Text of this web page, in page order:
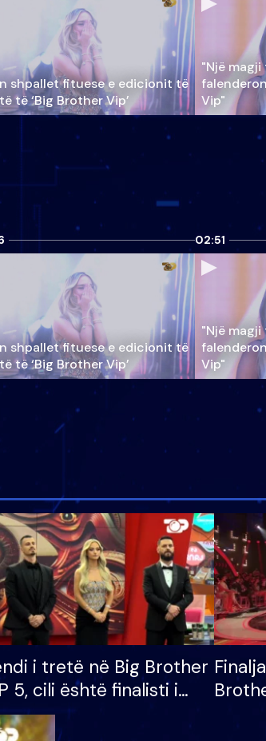
shpallet fituese e edicionit të
të ‘Big Brother Vip’
"Një
Vip"
shpallet fituese e edicionit të
të ‘Big Brother Vip’
02:51
"Një
Vip"
i tretë në Big Brother
5, cili është finalisti i
që lë shtëpinë